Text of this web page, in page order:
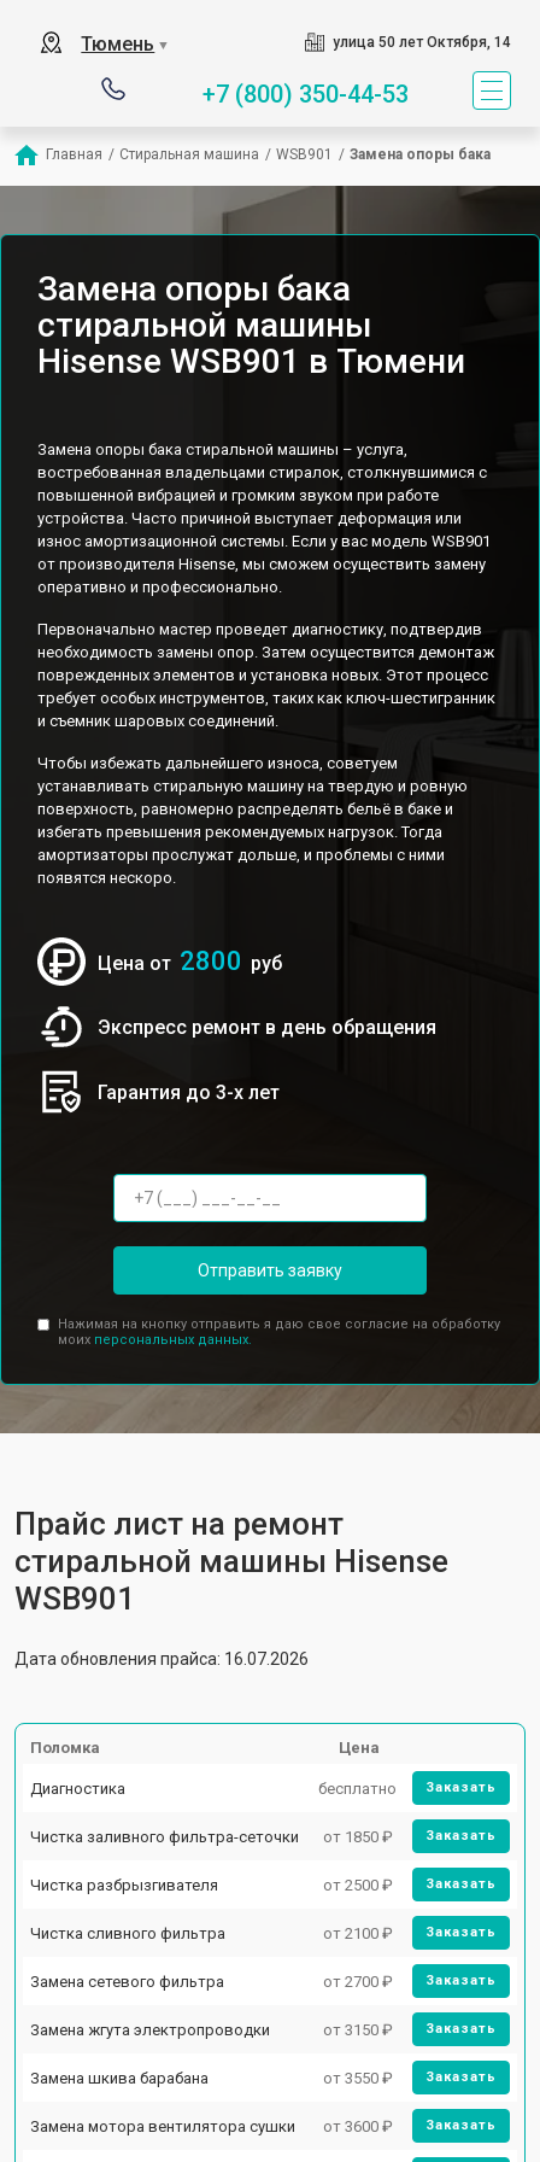
Тюмень ▼ улица 50 лет Октября, 14
+7 (800) 350-44-53
Главная / Стиральная машина / WSB901 / Замена опоры бака
Замена опоры бака
стиральной машины
Hisense WSB901 в Тюмени
Замена опоры бака стиральной машины – услуга,
востребованная владельцами стиралок, столкнувшимися с
повышенной вибрацией и громким звуком при работе
устройства. Часто причиной выступает деформация или
износ амортизационной системы. Если у вас модель WSB901
от производителя Hisense, мы сможем осуществить замену
оперативно и профессионально.
Первоначально мастер проведет диагностику, подтвердив
необходимость замены опор. Затем осуществится демонтаж
поврежденных элементов и установка новых. Этот процесс
требует особых инструментов, таких как ключ-шестигранник
и съемник шаровых соединений.
Чтобы избежать дальнейшего износа, советуем
устанавливать стиральную машину на твердую и ровную
поверхность, равномерно распределять бельё в баке и
избегать превышения рекомендуемых нагрузок. Тогда
амортизаторы прослужат дольше, и проблемы с ними
появятся нескоро.
Цена от 2800 руб
Экспресс ремонт в день обращения
Гарантия до 3-х лет
Отправить заявку
Нажимая на кнопку отправить я даю свое согласие на обработку
моих персональных данных.
Прайс лист на ремонт
стиральной машины Hisense
WSB901
Дата обновления прайса: 16.07.2026
Поломка Цена
Диагностика бесплатно Заказать
Чистка заливного фильтра-сеточки от 1850 ₽ Заказать
Чистка разбрызгивателя от 2500 ₽ Заказать
Чистка сливного фильтра от 2100 ₽ Заказать
Замена сетевого фильтра от 2700 ₽ Заказать
Замена жгута электропроводки от 3150 ₽ Заказать
Замена шкива барабана от 3550 ₽ Заказать
Замена мотора вентилятора сушки от 3600 ₽ Заказать